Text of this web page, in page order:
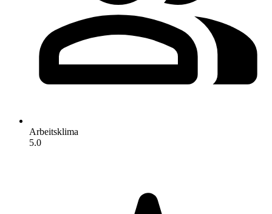
Arbeitsklima
5.0